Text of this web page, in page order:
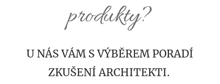
produkty?
U NÁS VÁM S VÝBĚREM PORADÍ
ZKUŠENÍ ARCHITEKTI.